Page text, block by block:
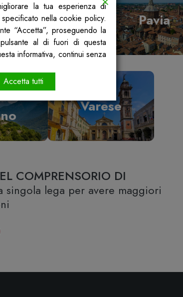
Milano Pavia
Varese
COMPRENSORIO DI
singola lega per avere maggiori
la tua esperienza di
nella cookie policy.
“Accetta”, proseguendo la
al di fuori di questa
informativa, continui senza
Accetta tutti